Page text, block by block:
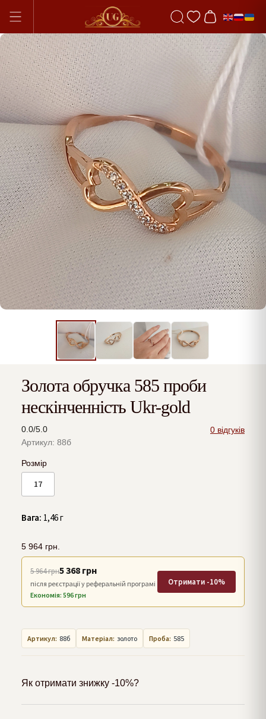
Золота обручка 585 проби
нескінченність Ukr-gold
0.0/5.0
0 відгуків
Артикул: 88б
Розмір
17
Вага: 1,46 г
5 964 грн.
5 964 грн5 368 грн
після реєстрації у реферальній програмі
Економія: 596 грн
Отримати -10%
Артикул: 88б Матеріал: золото Проба: 585
Як отримати знижку -10%?